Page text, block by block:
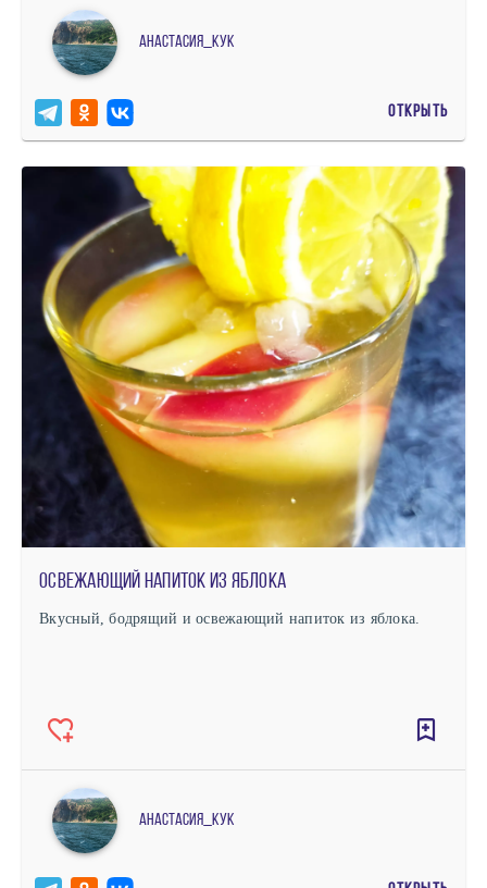
Анастасия_кук
ОТКРЫТЬ
Освежающий напиток из яблока
Вкусный, бодрящий и освежающий напиток из яблока.
Анастасия_кук